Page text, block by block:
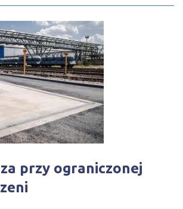
przy ograniczonej